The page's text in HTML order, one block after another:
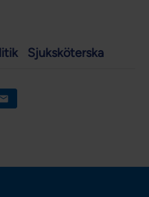
Sjuksköterska